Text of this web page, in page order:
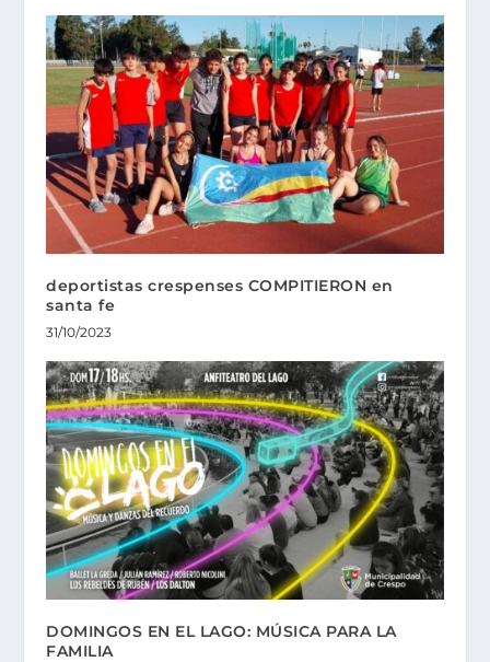
deportistas crespenses COMPITIERON en
santa fe
31/10/2023
DOMINGOS EN EL LAGO: MÚSICA PARA LA
FAMILIA